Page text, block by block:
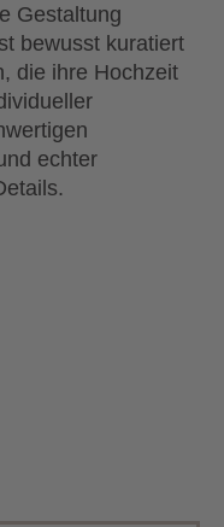
Gestaltung
bewusst kuratiert
die ihre Hochzeit
echter